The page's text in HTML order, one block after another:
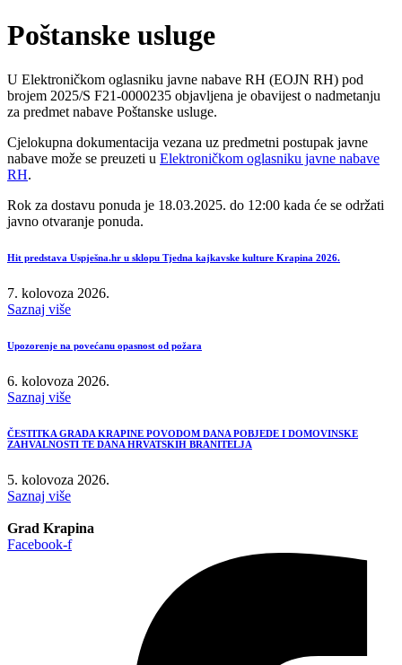
Poštanske usluge
U Elektroničkom oglasniku javne nabave RH (EOJN RH) pod
brojem 2025/S F21-0000235 objavljena je obavijest o nadmetanju
za predmet nabave Poštanske usluge.
Cjelokupna dokumentacija vezana uz predmetni postupak javne
nabave može se preuzeti u Elektroničkom oglasniku javne nabave
RH.
Rok za dostavu ponuda je 18.03.2025. do 12:00 kada će se održati
javno otvaranje ponuda.
Hit predstava Uspješna.hr u sklopu Tjedna kajkavske kulture Krapina 2026.
7. kolovoza 2026.
Saznaj više
Upozorenje na povećanu opasnost od požara
6. kolovoza 2026.
Saznaj više
ČESTITKA GRADA KRAPINE POVODOM DANA POBJEDE I DOMOVINSKE
ZAHVALNOSTI TE DANA HRVATSKIH BRANITELJA
5. kolovoza 2026.
Saznaj više
Grad Krapina
Facebook-f